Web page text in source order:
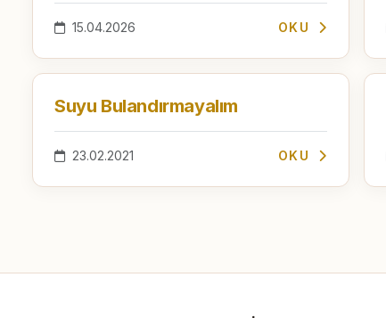
15.04.2026 OKU
Suyu Bulandırmayalım
23.02.2021 OKU